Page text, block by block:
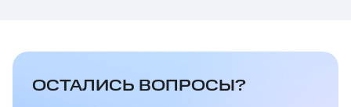
ОСТАЛИСЬ ВОПРОСЫ?